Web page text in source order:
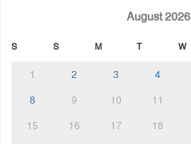
August 2026
S S M T W
1 2 3 4
8
9 10 11
15
16 17 18